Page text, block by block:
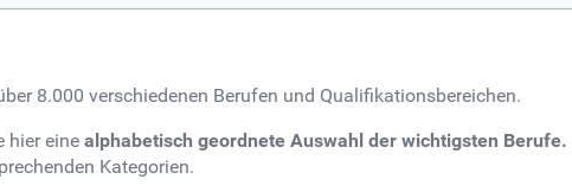
8.000 verschiedenen Berufen und Qualifikationsbereichen.
hier einealphabetisch geordnete Auswahl der wichtigsten Berufe.
Kategorien.